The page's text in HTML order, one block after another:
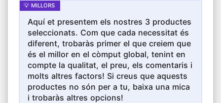
redueix la calç, Permet que tu i la teva família
gaudeixin d'aigua pura, Saludable i nutritiva
de manera segura,
CARTUTX DE FILTRE DE CERÀMICA MÉS
GRAN I GRUIX (filtració fina de 0,01 *µm):
Fàcil de renovar i reutilitzar, Els filtro d'aigua
per a la llar ordinaris sovint han de
reemplaçar-se egularmente, La qual cosa pot
causar costos significatius, Mentre que
aquest XNTONG filtre d'aigua de recanvi fet
de ceràmica d'alta qualitat, Pot absorbir
impureses en l'aigua durant molt de temps,
Pot netejar-se i reutilitzar-se, Estalviant
Aquí et presentem els nostres 3 productes
seleccionats. Com que cada necessitat és
diferent, trobaràs primer el que creiem que
és el millor en el còmput global, tenint en
compte la qualitat, el preu, els comentaris i
molts altres factors! Si creus que aquests
productes no són per a tu, baixa una mica
i trobaràs altres opcions!